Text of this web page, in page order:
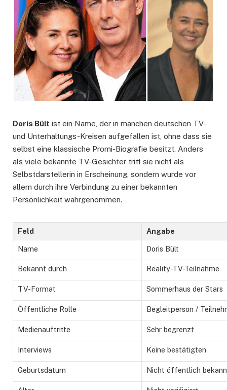
Doris Bült ist ein Name, der in manchen deutschen TV-
und Unterhaltungs-Kreisen aufgefallen ist, ohne dass sie
selbst eine klassische Promi-Biografie besitzt. Anders
als viele bekannte TV-Gesichter tritt sie nicht als
Selbstdarstellerin in Erscheinung, sondern wurde vor
allem durch ihre Verbindung zu einer bekannten
Persönlichkeit wahrgenommen.
Feld Angabe
Name Doris Bült
Bekannt durch Reality-TV-Teilnahme
TV-Format Sommerhaus der Stars
Öffentliche Rolle Begleitperson /
Medienauftritte Sehr begrenzt
Interviews Keine bestätigten
Geburtsdatum Nicht öffentlich